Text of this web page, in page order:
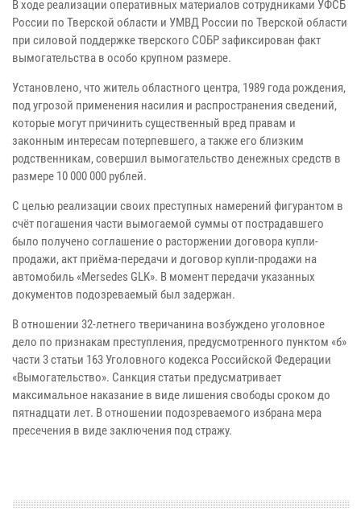
В ходе реализации оперативных материалов сотрудниками УФСБ
России по Тверской области и УМВД России по Тверской области
при силовой поддержке тверского СОБР зафиксирован факт
вымогательства в особо крупном размере.
Установлено, что житель областного центра, 1989 года рождения,
под угрозой применения насилия и распространения сведений,
которые могут причинить существенный вред правам и
законным интересам потерпевшего, а также его близким
родственникам, совершил вымогательство денежных средств в
размере 10 000 000 рублей.
С целью реализации своих преступных намерений фигурантом в
счёт погашения части вымогаемой суммы от пострадавшего
было получено соглашение о расторжении договора купли-
продажи, акт приёма-передачи и договор купли-продажи на
автомобиль «Mersedes GLK». В момент передачи указанных
документов подозреваемый был задержан.
В отношении 32-летнего тверичанина возбуждено уголовное
дело по признакам преступления, предусмотренного пунктом «б»
части 3 статьи 163 Уголовного кодекса Российской Федерации
«Вымогательство». Санкция статьи предусматривает
максимальное наказание в виде лишения свободы сроком до
пятнадцати лет. В отношении подозреваемого избрана мера
пресечения в виде заключения под стражу.